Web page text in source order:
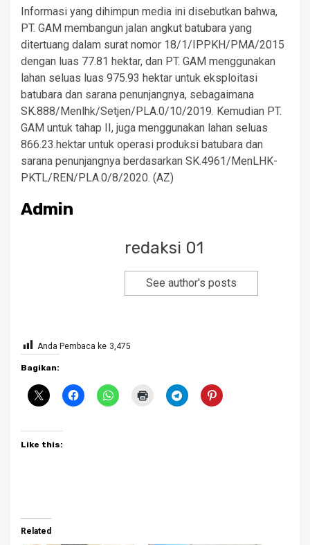
Informasi yang dihimpun media ini disebutkan bahwa,
PT. GAM membangun jalan angkut batubara yang
ditertuang dalam surat nomor 18/1/IPPKH/PMA/2015
dengan luas 77.81 hektar, dan PT. GAM menggunakan
lahan seluas luas 975.93 hektar untuk eksploitasi
batubara dan sarana penunjangnya, sebagaimana
SK.888/Menlhk/Setjen/PLA.0/10/2019. Kemudian PT.
GAM untuk tahap II, juga menggunakan lahan seluas
866.23.hektar untuk operasi produksi batubara dan
sarana penunjangnya berdasarkan SK.4961/MenLHK-
PKTL/REN/PLA.0/8/2020. (AZ)
Admin
redaksi 01
See author's posts
Anda Pembaca ke 3,475
Bagikan:
Like this:
Related